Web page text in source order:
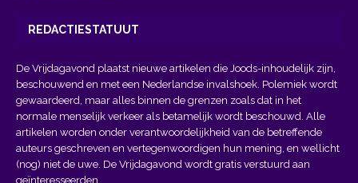
REDACTIESTATUUT
De Vrijdagavond plaatst nieuwe artikelen die Joods-inhoudelijk zijn,
beschouwend en met een Nederlandse invalshoek. Polemiek wordt
gewaardeerd, maar alles binnen de grenzen zoals dat in het
normale menselijk verkeer als betamelijk wordt beschouwd. Alle
artikelen worden onder verantwoordelijkheid van de betreffende
auteurs geschreven en vertegenwoordigen hun mening, en wellicht
(nog) niet de uwe. De Vrijdagavond wordt gratis verstuurd aan
geïnteresseerden.